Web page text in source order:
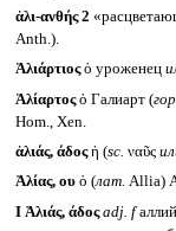
ἁλι-ανθής 2
Anth.).
Ἁλιάρτιοςὁ уроженец
Ἁλίαρτοςὁ Галиарт (
Hom., Xen.
ἁλιάς, άδοςἡ (sc. ναῦς
Ἀλίας, ουὁ (лат. Allia)
I Ἀλιάς, άδοςadj. f